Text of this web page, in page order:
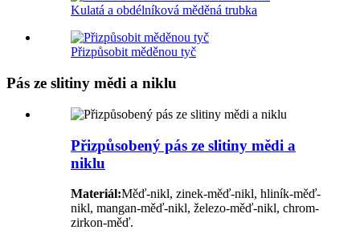
Kulatá a obdélníková měděná trubka
Přizpůsobit měděnou tyč
Pás ze slitiny mědi a niklu
Přizpůsobený pás ze slitiny mědi a
niklu
Materiál:Měď-nikl, zinek-měď-nikl, hliník-měď-
nikl, mangan-měď-nikl, železo-měď-nikl, chrom-
zirkon-měď.